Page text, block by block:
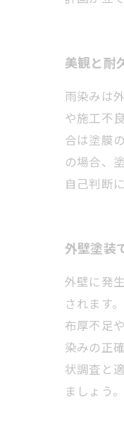
美観と耐
雨染みは
や施工不
合は塗膜
の場合、
自己判断
外壁塗装
外壁に発
されます
布厚不足
染みの正
状調査と
ましょう。